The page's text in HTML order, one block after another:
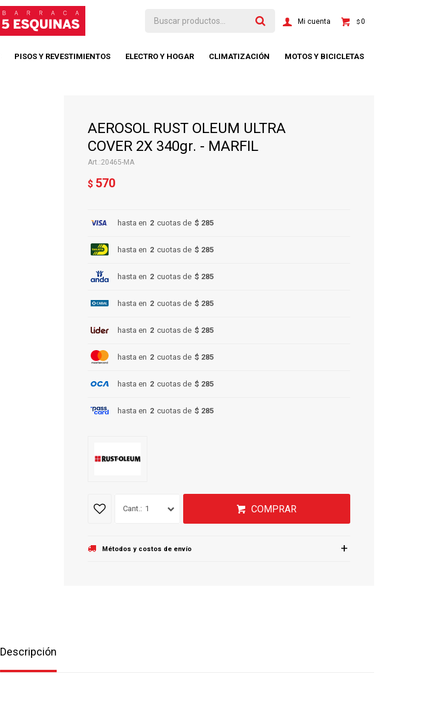
PISOS Y REVESTIMIENTOS ELECTRO Y HOGAR CLIMATIZACIÓN MOTOS Y BICICLETAS
$0
AEROSOL RUST OLEUM ULTRA
COVER 2X 340gr. - MARFIL
20465-MA
$ 570
hasta en 2 cuotas de $ 285
hasta en 2 cuotas de $ 285
hasta en 2 cuotas de $ 285
hasta en 2 cuotas de $ 285
hasta en 2 cuotas de $ 285
hasta en 2 cuotas de $ 285
hasta en 2 cuotas de $ 285
hasta en 2 cuotas de $ 285
1 COMPRAR
Métodos y costos de envío
Descripción